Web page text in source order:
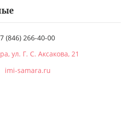
7 (846) 266-40-00
ул. Г. С. Аксакова, 21
imi-samara.ru